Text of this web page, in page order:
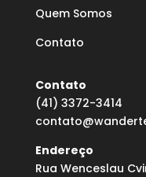
Quem Somos
Contato
Contato
(41) 3372-3414
Endereço
Rua Wenceslau